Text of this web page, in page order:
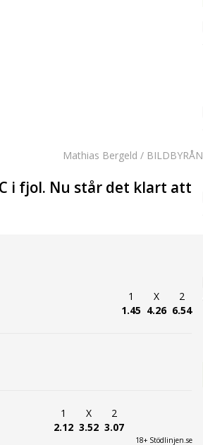
Mathias Bergeld / BILDBYRÅN
i fjol. Nu står det klart att
1
1.45
X
4.26
2
6.54
1
2.12
X
3.52
2
3.07
18+ Stödlinjen.se